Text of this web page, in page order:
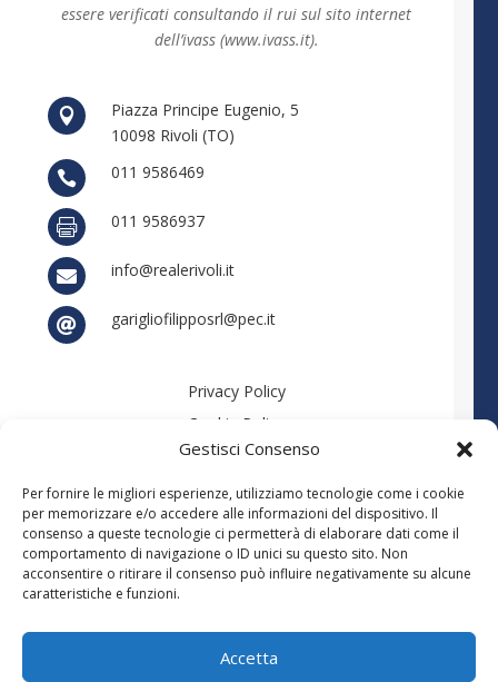
Gestisci Consenso
Per fornire le migliori esperienze, utilizziamo tecnologie come i cookie
per memorizzare e/o accedere alle informazioni del dispositivo. Il
consenso a queste tecnologie ci permetterà di elaborare dati come il
comportamento di navigazione o ID unici su questo sito. Non
acconsentire o ritirare il consenso può influire negativamente su alcune
caratteristiche e funzioni.
Accetta
essere verificati consultando il rui sul sito internet
dell’ivass (www.ivass.it).

Piazza Principe Eugenio, 5
10098 Rivoli (TO)
 011 9586469
 011 9586937
 info@realerivoli.it
 garigliofilipposrl@pec.it
Privacy Policy
Cookie Policy
Reclami
Ultime novità
Il Codice Etico e il Sistema Sanzionatorio
MOG – Modello di organizzazione, gestione e
controllo ai sensi del D.Lgs. 231/2001
@2026 Assicurazioni Filippo Gariglio - Assicurazioni